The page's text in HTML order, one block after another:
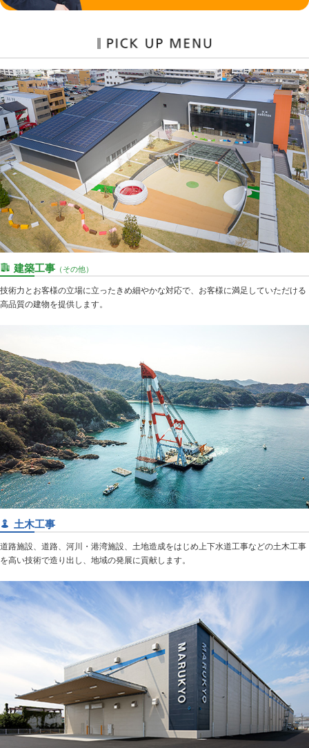
建築工事 （その他）
技術力とお客様の立場に立ったきめ細やかな対応で、お客様に満足していただける
高品質の建物を提供します。
土木工事
道路施設、道路、河川・港湾施設、土地造成をはじめ上下水道工事などの土木工事
を高い技術で造り出し、地域の発展に貢献します。